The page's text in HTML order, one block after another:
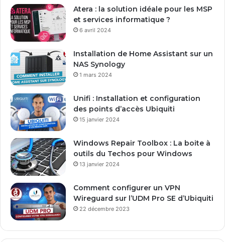
e
a
d
s
e
m
a
Atera : la solution idéale pour les MSP
et services informatique ?
6 avril 2024
Installation de Home Assistant sur un
NAS Synology
1 mars 2024
Unifi : Installation et configuration
des points d’accès Ubiquiti
15 janvier 2024
Windows Repair Toolbox : La boite à
outils du Techos pour Windows
13 janvier 2024
Comment configurer un VPN
Wireguard sur l’UDM Pro SE d’Ubiquiti
22 décembre 2023